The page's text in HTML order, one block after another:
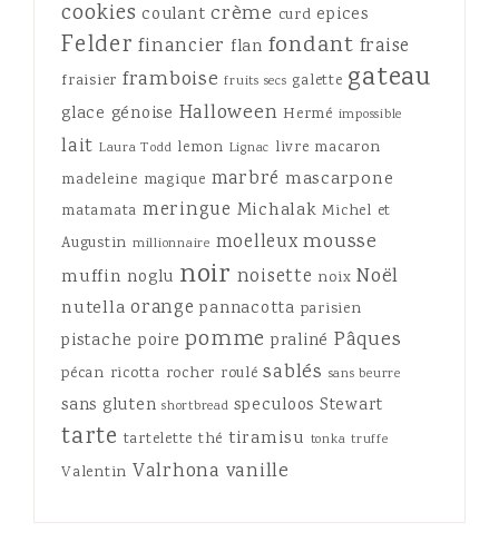
cookies coulant crème curd epices
Felder financier flan fondant fraise
fraisier framboise fruits secs galette gateau
glace génoise Halloween Hermé impossible
lait Laura Todd lemon Lignac livre macaron
madeleine magique marbré mascarpone
matamata meringue Michalak Michel et
Augustin millionnaire moelleux mousse
muffin noglu noir noisette noix Noël
nutella orange pannacotta parisien
pistache poire pomme praliné Pâques
pécan ricotta rocher roulé sablés sans beurre
sans gluten shortbread speculoos Stewart
tarte tartelette thé tiramisu tonka truffe
Valentin Valrhona vanille